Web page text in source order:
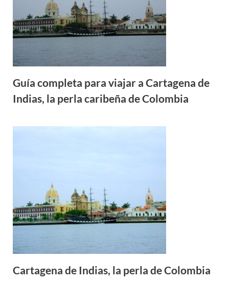
Guía completa para viajar a Cartagena de
Indias, la perla caribeña de Colombia
Cartagena de Indias, la perla de Colombia